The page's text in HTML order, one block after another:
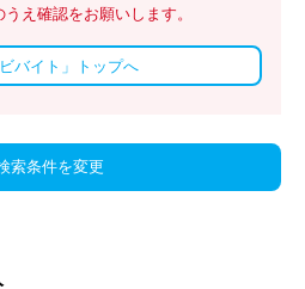
え確認をお願いします。
ビバイト」トップへ
索条件を変更